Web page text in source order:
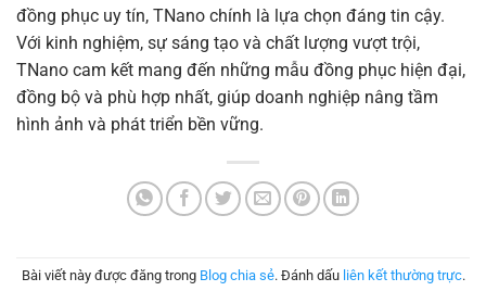
đồng phục uy tín, TNano chính là lựa chọn đáng tin cậy.
Với kinh nghiệm, sự sáng tạo và chất lượng vượt trội,
TNano cam kết mang đến những mẫu đồng phục hiện đại,
đồng bộ và phù hợp nhất, giúp doanh nghiệp nâng tầm
hình ảnh và phát triển bền vững.
Bài viết này được đăng trong Blog chia sẻ. Đánh dấu liên kết thường trực.